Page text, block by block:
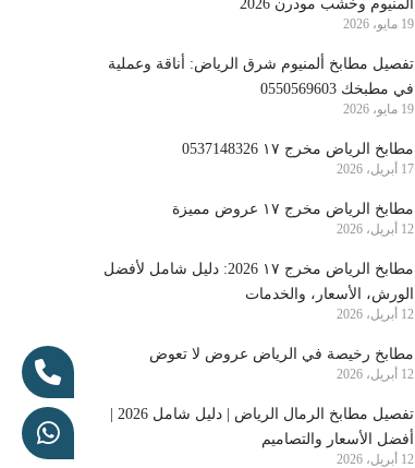
ألمنيوم وخشب مودرن 2026
19 مايو، 2026
تفصيل مطابخ ألمنيوم شرق الرياض: أناقة وعملية
في مطبخك 0550569603
19 مايو، 2026
مطابخ الرياض مخرج ١٧ 0537148326
17 أبريل، 2026
مطابخ الرياض مخرج ١٧ عروض مميزة
12 أبريل، 2026
مطابخ الرياض مخرج ١٧ 2026: دليل شامل لأفضل
الورش، الأسعار، والخدمات
12 أبريل، 2026
مطابخ رخيصة في الرياض عروض لا تعوض
12 أبريل، 2026
أفضل الأسعار والتصاميم
12 أبريل، 2026